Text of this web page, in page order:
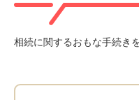
相続に関するおもな手続き